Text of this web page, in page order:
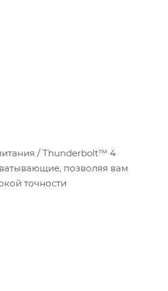
/ Thunderbolt™ 4
позволяя вам
точности